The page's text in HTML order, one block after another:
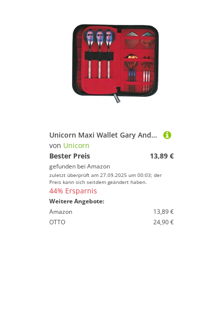
Unicorn Maxi Wallet Gary Anderson, Darttasche
von Unicorn
Bester Preis
13,89 €
gefunden bei Amazon
zuletzt überprüft am 27.09.2025 um 00:03; der
Preis kann sich seitdem geändert haben.
44% Ersparnis
Weitere Angebote:
Amazon
13,89 €
OTTO
24,90 €